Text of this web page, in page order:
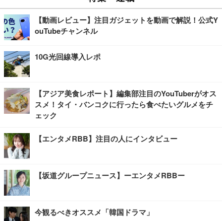
【動画レビュー】注目ガジェットを動画で解説！公式Y
ouTubeチャンネル
10G光回線導入レポ
【アジア美食レポート】編集部注目のYouTuberがオス
スメ！タイ・バンコクに行ったら食べたいグルメをチ
ェック
【エンタメRBB】注目の人にインタビュー
【坂道グループニュース】ーエンタメRBBー
今観るべきオススメ「韓国ドラマ」